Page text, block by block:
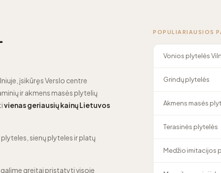
įsikūręs Verslo centre
ir akmens masės plytelių
vienas geriausių kainų Lietuvos
sienų plyteles ir platų
greitai pristatyti visoje
POPULIARIAUSIOS
Vonios plytelės
Grindų plytelės
Akmens masės
Terasinės plytelės
Medžio imitacijos